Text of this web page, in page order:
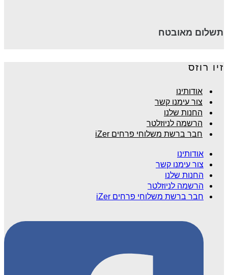
תשלום מאובטח
זיו רוזס
אודותינו
צור עימנו קשר
החנות שלנו
הרשמה לניוזלטר
חבר ברשת משלוחי פרחים iZer
אודותינו
צור עימנו קשר
החנות שלנו
הרשמה לניוזלטר
חבר ברשת משלוחי פרחים iZer